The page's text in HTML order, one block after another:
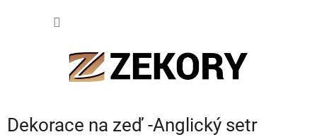
Dekorace na zeď -Anglický setr